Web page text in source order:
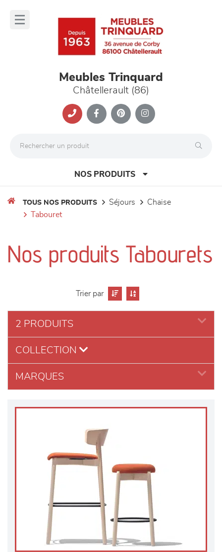
Meubles Trinquard
Châtellerault (86)
NOS PRODUITS
séjours
literie
décoration
TOUS NOS PRODUITS séjours
chaise
tabouret
Nos produits Tabourets
Trier par
2 PRODUITS
COLLECTION
MARQUES